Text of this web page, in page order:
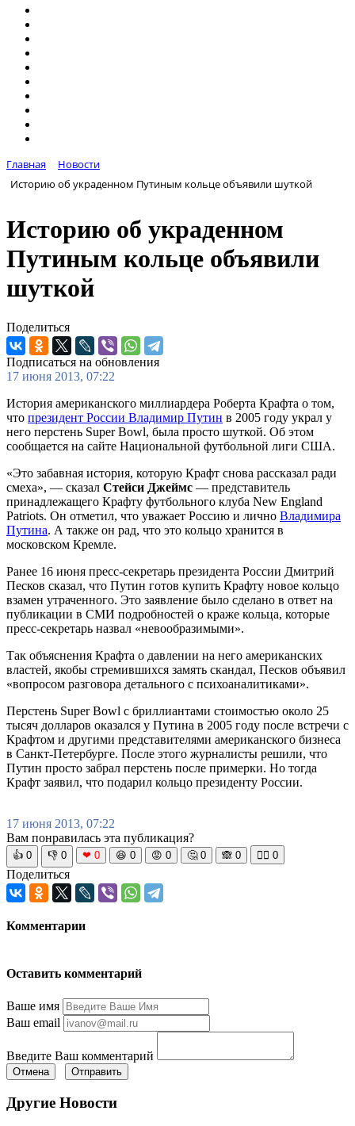
Главная
Новости
Историю об украденном Путиным кольце объявили шуткой
Историю об украденном
Путиным кольце объявили
шуткой
Поделиться
Подписаться на обновления
17 июня 2013, 07:22
История американского миллиардера Роберта Крафта о том,
что президент России Владимир Путин в 2005 году украл у
него перстень Super Bowl, была просто шуткой. Об этом
сообщается на сайте Национальной футбольной лиги США.
«Это забавная история, которую Крафт снова рассказал ради
смеха», — сказал Стейси Джеймс — представитель
принадлежащего Крафту футбольного клуба New England
Patriots. Он отметил, что уважает Россию и лично Владимира
Путина. А также он рад, что это кольцо хранится в
московском Кремле.
Ранее 16 июня пресс-секретарь президента России Дмитрий
Песков сказал, что Путин готов купить Крафту новое кольцо
взамен утраченного. Это заявление было сделано в ответ на
публикации в СМИ подробностей о краже кольца, которые
пресс-секретарь назвал «невообразимыми».
Так объяснения Крафта о давлении на него американских
властей, якобы стремившихся замять скандал, Песков объявил
«вопросом разговора детального с психоаналитиками».
Перстень Super Bowl с бриллиантами стоимостью около 25
тысяч долларов оказался у Путина в 2005 году после встречи с
Крафтом и другими представителями американского бизнеса
в Санкт-Петербурге. После этого журналисты решили, что
Путин просто забрал перстень после примерки. Но тогда
Крафт заявил, что подарил кольцо президенту России.
17 июня 2013, 07:22
Вам понравилась эта публикация?
👍 0 👎 0 ❤ 0 😆 0 😡 0 🤔 0 🙈 0 🧘‍♀️ 0
Поделиться
Комментарии
Оставить комментарий
Ваше имя
Ваш email
Введите Ваш комментарий
Отмена Отправить
Другие Новости